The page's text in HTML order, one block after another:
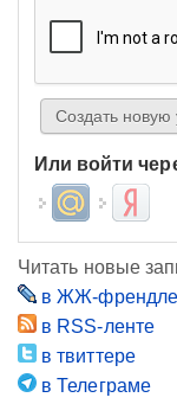
Или войти
Login with Mail.ru
Login
Читать новые
в ЖЖ-
в RSS-ленте
в твиттере
в Телеграме